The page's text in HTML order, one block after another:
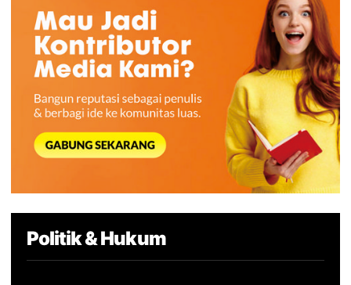
Politik & Hukum